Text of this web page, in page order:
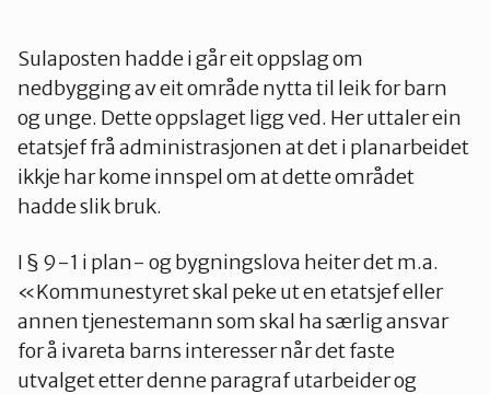
Tingvoll
Sulaposten hadde i går eit oppslag om
nedbygging av eit område nytta til leik for barn
og unge. Dette oppslaget ligg ved. Her uttaler ein
etatsjef frå administrasjonen at det i planarbeidet
ikkje har kome innspel om at dette området
hadde slik bruk.
I § 9-1 i plan- og bygningslova heiter det m.a.
«Kommunestyret skal peke ut en etatsjef eller
annen tjenestemann som skal ha særlig ansvar
for å ivareta barns interesser når det faste
utvalget etter denne paragraf utarbeider og